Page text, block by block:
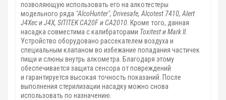
позволяющую использовать его на алкотестеры
модельного ряда "AlcoHunter", Drivesafe, Alcotest 7410, Alert
J4Xec и J4X, SITITEK CA20F и CA2010 . Кроме того, данная
насадка совместима с калибраторами Toxitest и Mark II.
Устройство оборудовано рассекателем воздуха и
специальным клапаном во избежание попадания частичек
пищи и слюны внутрь алкометра. Благодаря этому
обеспечивается защита сенсора от повреждений
и гарантируется высокая точность показаний. После
выполнения стерилизации насадку можно снова
использовать по назначению.